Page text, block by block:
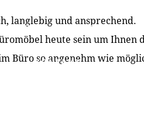
ÜBER UNS PARTNER
KONTAKT
langlebig und ansprechend.
heute sein um Ihnen
Büro so angenehm wie